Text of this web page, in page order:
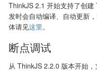
ThinkJS 2.1 开始支持了创
发时会自动编译、自动更新
体请见这里。
断点调试
从 ThinkJS 2.2.0 版本开始